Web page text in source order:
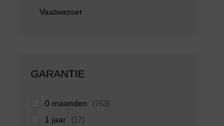
Vaatwasser
GARANTIE
0 maanden (763)
1 jaar (17)